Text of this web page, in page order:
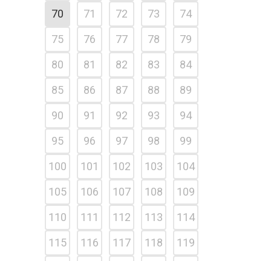
70
71 72 73
74
75
76 77 78
79
80
81 82 83
84
85
86 87 88
89
90
91 92 93
94
95
96 97 98
99
100
101 102 103
104
105
106 107 108
109
110
111 112 113
114
115
116 117 118
119